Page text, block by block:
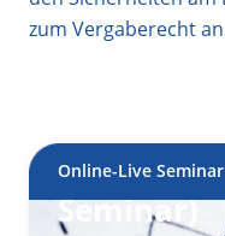
zum Vergaberecht
Online-Live Seminar
Seminar)